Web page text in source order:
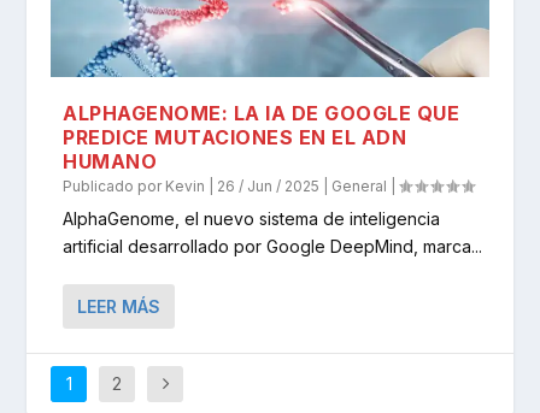
ALPHAGENOME: LA IA DE GOOGLE QUE
PREDICE MUTACIONES EN EL ADN
HUMANO
Publicado por Kevin 26 / Jun / 2025 General |
AlphaGenome, el nuevo sistema de inteligencia
artificial desarrollado por Google DeepMind, marca...
LEER MÁS
1 2